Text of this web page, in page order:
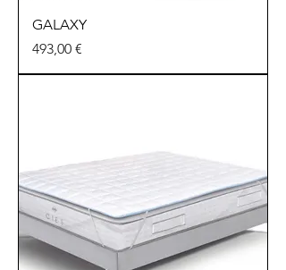
GALAXY
Precio
493,00 €